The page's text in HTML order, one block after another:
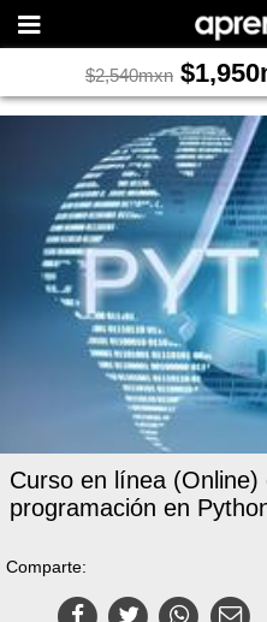
$2,540mxn $1,950
Curso en línea (Online)
programación en
Comparte: